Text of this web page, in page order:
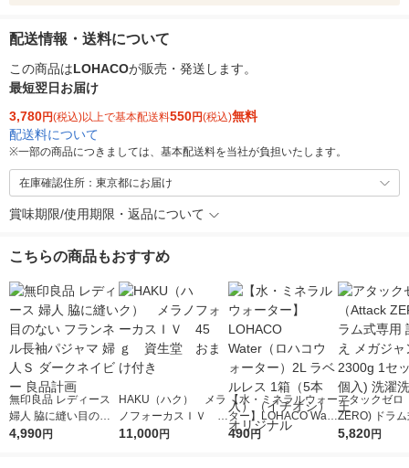
配送情報・送料について
この商品はLOHACOが販売・発送します。
最短翌日お届け
3,780円(税込)以上で基本配送料550円(税込)無料
配送料について
※一部の商品につきましては、基本配送料を当社が負担いたします。
在庫確認住所：東京都にお届け
賞味期限/使用期限・返品について
こちらの商品もおすすめ
無印良品 レディース
婦人 脇に縫い目のな
い フランネル長袖パ
4,990円
HAKU（ハク） メラ
ノフォーカスＩＶ 4
5ｇ 資生堂 おまけ
11,000円
【水・ミネラルウォー
ター】LOHACO Wate
r（ロハコウォータ
490円
アタックゼロ
ZERO) ドラ
詰め替え メガ
5,820円